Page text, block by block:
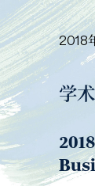
2018
学